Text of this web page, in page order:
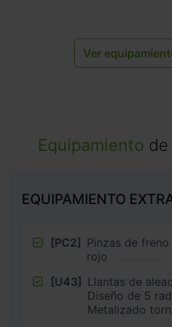
Ver
Equipamiento
EQUIPAMIENTO
[PC2] Pinzas de freno
rojo
[U43] Llantas de
Diseño de 5
Metalizado